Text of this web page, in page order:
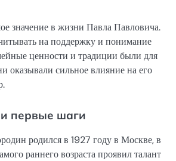
значение в жизни Павла Павловича.
на поддержку и понимание
ценности и традиции были для
оказывали сильное влияние на его
первые шаги
родился в 1927 году в Москве, в
раннего возраста проявил талант